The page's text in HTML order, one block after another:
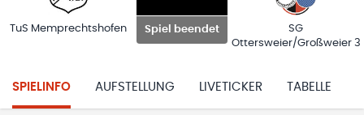
TuS Memprechtshofen Spiel beendet
SG
Ottersweier/Großweier 3
SPIELINFO AUFSTELLUNG LIVETICKER TABELLE